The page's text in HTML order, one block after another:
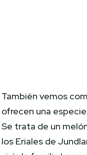
También vemos
ofrecen una
Se trata de un
los Eriales de